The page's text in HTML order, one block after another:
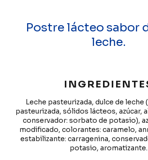
Postre lácteo sabor
leche.
Leche pasteurizada, dulce de leche
pasteurizada, sólidos lácteos, azúcar,
conservador: sorbato de potasio),
modificado, colorantes: caramelo,
estabilizante: carragenina,
potasio, aromatizante.